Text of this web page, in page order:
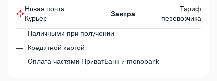
Новая почта
Курьер
Завтра
Тариф
перевозчика
Наличными при получении
Кредитной картой
Оплата частями ПриватБанк и monobank